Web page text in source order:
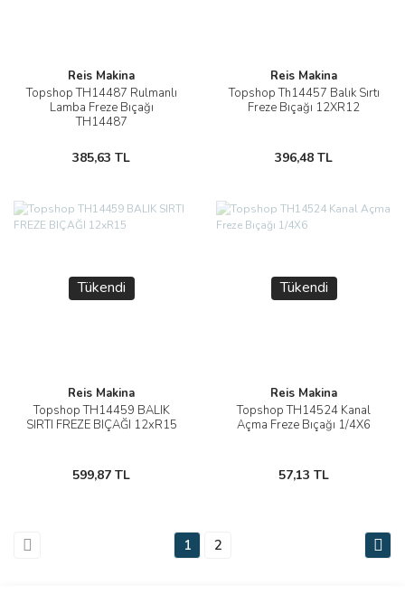
Reis Makina
Topshop TH14487 Rulmanlı
Lamba Freze Bıçağı
TH14487
385,63 TL
Reis Makina
Topshop Th14457 Balık Sırtı
Freze Bıçağı 12XR12
396,48 TL
Tükendi
Reis Makina
Topshop TH14459 BALIK
SIRTI FREZE BIÇAĞI 12xR15
599,87 TL
Tükendi
Reis Makina
Topshop TH14524 Kanal
Açma Freze Bıçağı 1/4X6
57,13 TL
1 2